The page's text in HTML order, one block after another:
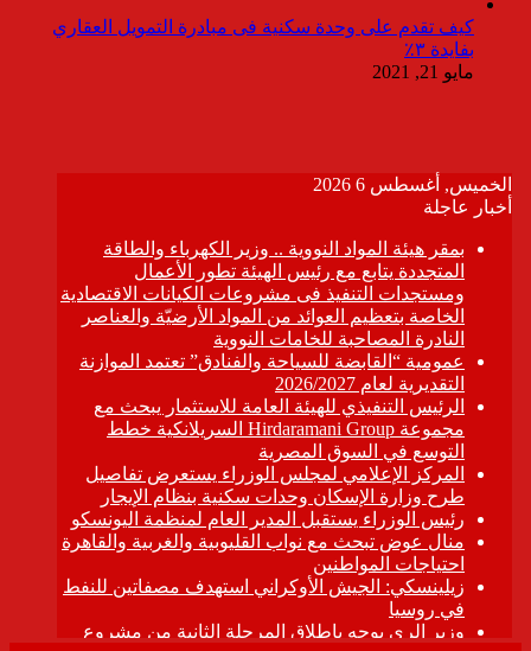
كيف تقدم على وحدة سكنية فى مبادرة التمويل العقاري
بفايدة ٣٪
مايو 21, 2021